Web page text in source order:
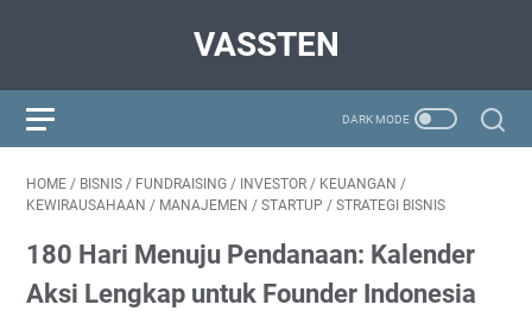
VASSTEN
HOME / BISNIS / FUNDRAISING / INVESTOR / KEUANGAN /
KEWIRAUSAHAAN / MANAJEMEN / STARTUP / STRATEGI BISNIS
180 Hari Menuju Pendanaan: Kalender
Aksi Lengkap untuk Founder Indonesia